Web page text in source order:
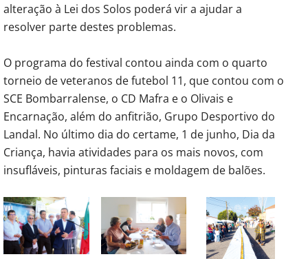
alteração à Lei dos Solos poderá vir a ajudar a
resolver parte destes problemas.
O programa do festival contou ainda com o quarto
torneio de veteranos de futebol 11, que contou com o
SCE Bombarralense, o CD Mafra e o Olivais e
Encarnação, além do anfitrião, Grupo Desportivo do
Landal. No último dia do certame, 1 de junho, Dia da
Criança, havia atividades para os mais novos, com
insufláveis, pinturas faciais e moldagem de balões.